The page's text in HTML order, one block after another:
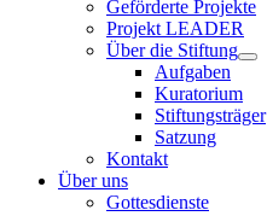
Geförderte Projekte
Projekt LEADER
Über die Stiftung
Aufgaben
Kuratorium
Stiftungsträger
Satzung
Kontakt
Über uns
Gottesdienste